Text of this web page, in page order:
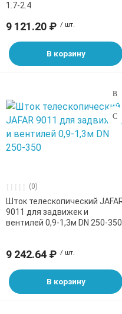
1.7-2.4
9 121.20 ₽ / шт.
В корзину
(0)
Шток телескопический
9011 для задвижек и
вентилей 0,9-1,3м DN 250-350
9 242.64 ₽ / шт.
В корзину